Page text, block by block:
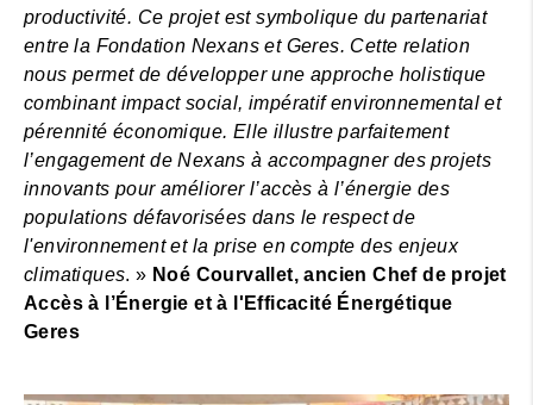
productivité. Ce projet est symbolique du partenariat
entre la Fondation Nexans et Geres. Cette relation
nous permet de développer une approche holistique
combinant impact social, impératif environnemental et
pérennité économique. Elle illustre parfaitement
l’engagement de Nexans à accompagner des projets
innovants pour améliorer l’accès à l’énergie des
populations défavorisées dans le respect de
l'environnement et la prise en compte des enjeux
climatiques. » Noé Courvallet, ancien Chef de projet
Accès à l’Énergie et à l'Efficacité Énergétique
Geres